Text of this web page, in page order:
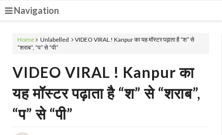
Navigation
Home Unlabelled
VIDEO VIRAL ! Kanpur का यह मॉस्टर पढ़ाता है “श” से
“शराब”, “प” से “पी”
VIDEO VIRAL ! Kanpur का
यह मॉस्टर पढ़ाता है “श” से “शराब”,
“प” से “पी”